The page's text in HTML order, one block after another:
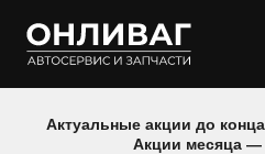
содержимому
Актуальные акции до
Акции месяца —